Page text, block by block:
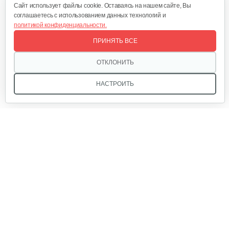
Газонокосилки с сиденьем…
Газонокосилки с сиденьем…
Cайт использует файлы cookie. Оставаясь на нашем сайте, Вы
соглашаетесь с использованием данных технологий и
политикой конфиденциальности.
НАСТРОИТЬ
ОТКЛОНИТЬ
ПРИНЯТЬ ВСЕ